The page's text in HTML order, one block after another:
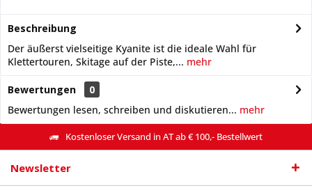
Beschreibung
Der äußerst vielseitige Kyanite ist die ideale Wahl für
Klettertouren, Skitage auf der Piste,... mehr
Bewertungen
0
Bewertungen lesen, schreiben und diskutieren... mehr
Kostenloser Versand in AT ab € 100,- Bestellwert
Newsletter